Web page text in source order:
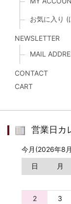
お気に入り (
NEWSLETTER
MAIL
CONTACT
CART
営業日カ
今月(2026年8
日
月
2
3